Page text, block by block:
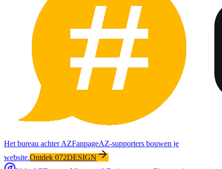
Het bureau achter AZFanpageAZ-supporters bouwen je
website.Ontdek 072DESIGN